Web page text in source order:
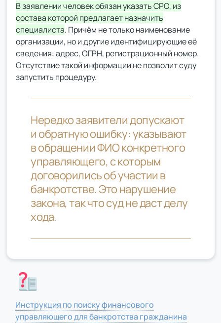
В заявлении человек обязан указать СРО, из
состава которой предлагает назначить
специалиста. Причём не только наименование
организации, но и другие идентифицирующие её
сведения: адрес, ОГРН, регистрационный номер.
Отсутствие такой информации не позволит суду
запустить процедуру.
Нередко заявители допускают
и обратную ошибку: указывают
в обращении ФИО конкретного
управляющего, с которым
договорились об участии в
банкротстве. Это нарушение
закона, так что суд не даст делу
хода.
Инструкция по поиску финансового
управляющего для банкротства гражданина